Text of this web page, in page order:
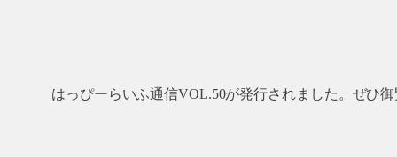
はっぴーらいふ通信VOL.50が発行されました。ぜひ御